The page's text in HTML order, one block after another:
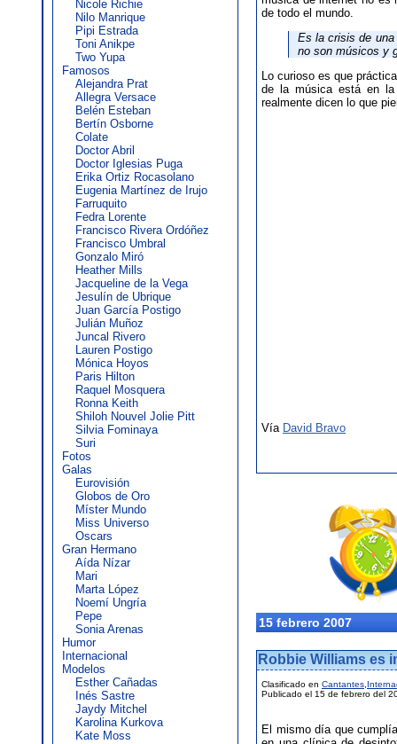
Nicole Richie
Nilo Manrique
Pipi Estrada
Toni Anikpe
Two Yupa
Famosos
Alejandra Prat
Allegra Versace
Belén Esteban
Bertín Osborne
Colate
Doctor Abril
Doctor Iglesias Puga
Erika Ortiz Rocasolano
Eugenia Martínez de Irujo
Farruquito
Fedra Lorente
Francisco Rivera Ordóñez
Francisco Umbral
Gonzalo Miró
Heather Mills
Jacqueline de la Vega
Jesulín de Ubrique
Juan García Postigo
Julián Muñoz
Juncal Rivero
Lauren Postigo
Mónica Hoyos
Paris Hilton
Raquel Mosquera
Ronna Keith
Shiloh Nouvel Jolie Pitt
Silvia Fominaya
Suri
Fotos
Galas
Eurovisión
Globos de Oro
Míster Mundo
Miss Universo
Oscars
Gran Hermano
Aída Nízar
Mari
Marta López
Noemí Ungría
Pepe
Sonia Arenas
Humor
Internacional
Modelos
Esther Cañadas
Inés Sastre
Jaydy Mitchel
Karolina Kurkova
Kate Moss
de todo el mundo.
Es la crisis de
no son músicos y
Lo curioso es que
de la música está en la
realmente dicen lo que
Vía David Bravo
15 febrero 2007
Robbie Williams es
Clasificado en Cantantes
Publicado el 15 de febrero del
El mismo día que